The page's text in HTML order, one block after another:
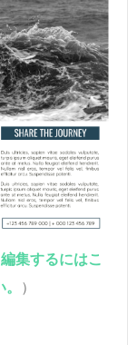
編集するにはこ
）